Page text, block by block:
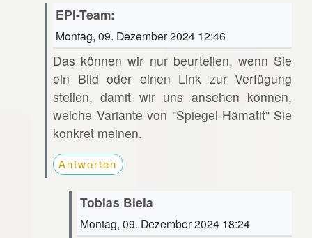
EPI-Team:
Montag, 09. Dezember 2024 12:46
Das können wir nur beurteilen, wenn Sie
ein Bild oder einen Link zur Verfügung
stellen, damit wir uns ansehen können,
welche Variante von "Spiegel-Hämatit" Sie
konkret meinen.
Antworten
Tobias Biela
Montag, 09. Dezember 2024 18:24